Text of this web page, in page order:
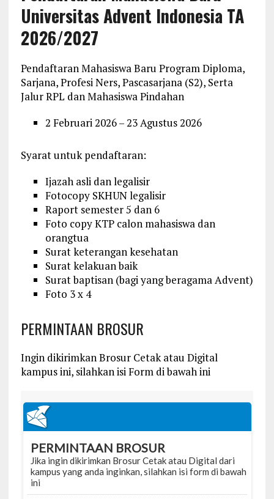
Universitas Advent Indonesia TA
2026/2027
Pendaftaran Mahasiswa Baru Program Diploma,
Sarjana, Profesi Ners, Pascasarjana (S2), Serta
Jalur RPL dan Mahasiswa Pindahan
2 Februari 2026 – 23 Agustus 2026
Syarat untuk pendaftaran:
Ijazah asli dan legalisir
Fotocopy SKHUN legalisir
Raport semester 5 dan 6
Foto copy KTP calon mahasiswa dan
orangtua
Surat keterangan kesehatan
Surat kelakuan baik
Surat baptisan (bagi yang beragama Advent)
Foto 3 x 4
PERMINTAAN BROSUR
Ingin dikirimkan Brosur Cetak atau Digital
kampus ini, silahkan isi Form di bawah ini